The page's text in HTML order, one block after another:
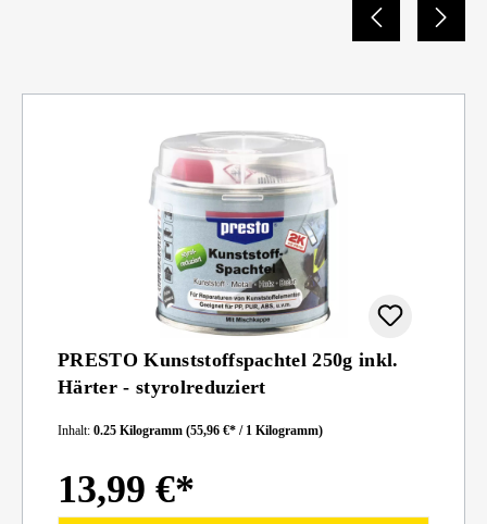
PRESTO Kunststoffspachtel 250g inkl.
Härter - styrolreduziert
Inhalt: 0.25 Kilogramm (55,96 €* / 1 Kilogramm)
13,99 €*